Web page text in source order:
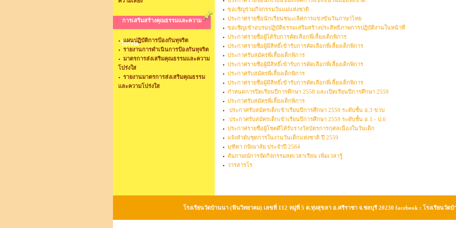
การเสริมสร้างคุณธรรมและความ
โปร่งใส
แผนปฏิบัติการป้องกันทุจริต
รายงานการดำเนินการป้องกันทุจริต
มาตรการส่งเสริมคุณธรรมและความ
โปร่งใส
รายงานมาตรการส่งเสริมคุณธรรม
และความโปร่งใส
ขอเชิญร่วมกิจกรรมวันแม่แห่งชาติ
ประกาศรายชื่อนักเรียนชนะเลิศการแข่งขันวันภาษาไทย
ขอเชิญเข้าอบรมปฏิบัติธรรมเสริมสร้างประสิทธิภาพการปฏิบัติงานในหน้าที่
ประกาศรายชื่อผู้ได้รับการคัดเลือกพี่เลี้ยงเด็กพิการ
ประกาศรายชื่อผู้มีสิทธิ์เข้ารับการคัดเลือกพี่เลี้ยงเด็กพิการ
ประกาศรับสมัครพี่เลี้ยงเด็กพิการ
ประกาศรายชื่อผู้มีสิทธิ์เข้ารับการคัดเลือกพี่เลี้ยงเด็กพิการ
ประกาศรับสมัครพี่เลี้ยงเด็กพิการ
ประกาศรายชื่อผู้มีสิทธิ์เข้ารับการคัดเลือกพี่เลี้ยงเด็กพิการ
กำหนดการปิดเรียนปีการศึกษา 2558 และเปิดเรียนปีการศึกษา 2559
ประกาศรับสมัครพี่เลี้ยงเด็กพิการ
ประกาศรับสมัครเด็กเข้าเรียนปีการศึกษา 2559 ระดับชั้น อ.3 ขวบ
ประกาศรับสมัครเด็กเข้าเรียนปีการศึกษา 2559 ระดับชั้น อ.1 - ป.6
ประกาศรายชื่อผู้โชคดีได้รับรางวัลบัตรการกุศลเนื่องในวันเด็ก
แจ้งลำดับชุดการในงานวันเด็กแห่งชาติ ปี 2559
มุฑิตา กษิณาลัย ประจำปี 2564
สัมภาษณ์การจัดกิจกรรมลดเวลาเรียน เพิ่มเวลารู้
วารสารโร
โรงเรียนวัดบ้านนา (ฟินวิทยาคม) เลขที่ 112 หมู่ที่ 5 ต.ทุ่งสุขลา อ.ศรีราชา จ.ชลบุรี 20230 facebook : โรงเรียนวัด